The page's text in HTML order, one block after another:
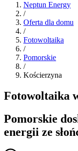
Neptun Energy
/
Oferta dla domu
/
Fotowoltaika
/
Pomorskie
/
Kościerzyna
Fotowoltaika
Pomorskie
energii ze